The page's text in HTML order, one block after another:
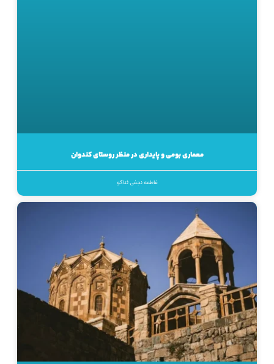
معماری بومی و پایداری در منظر روستای کندوان
فاطمه نجفی ثناگو